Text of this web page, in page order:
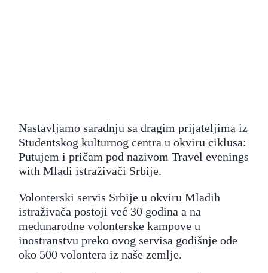
Nastavljamo saradnju sa dragim prijateljima iz
Studentskog kulturnog centra u okviru ciklusa:
Putujem i pričam pod nazivom Travel evenings
with Mladi istraživači Srbije.
Volonterski servis Srbije u okviru Mladih
istraživača postoji već 30 godina a na
međunarodne volonterske kampove u
inostranstvu preko ovog servisa godišnje ode
oko 500 volontera iz naše zemlje.